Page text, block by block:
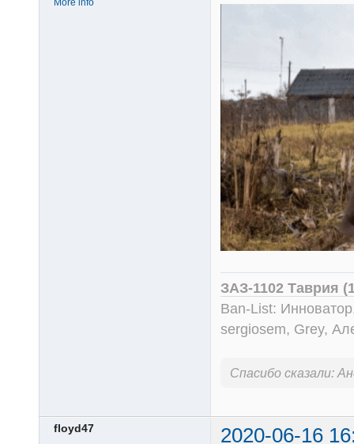
More info
ЗАЗ-1102 Таврия
Ban-List:
sergiosem, Grey,
Спасибо сказали:
floyd47 2020-06-16